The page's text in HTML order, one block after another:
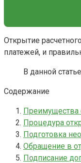
Открытие
платежей, и
В данной
Содержание
Преимущества
Процедура
Подготовка
Обращение в
Подписание